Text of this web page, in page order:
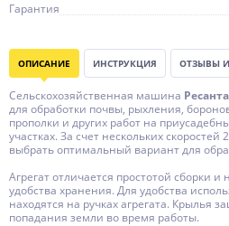
Гарантия
ОПИСАНИЕ ИНСТРУКЦИЯ ОТЗЫВЫ
Сельскохозяйственная машина
для обработки почвы, рыхления,
прополки и других работ на
участках. За счет нескольких
выбрать оптимальный вариант для
Агрегат отличается простотой сборки
удобства хранения. Для удобства
находятся на ручках агрегата. Крылья
попадания земли во время работы.